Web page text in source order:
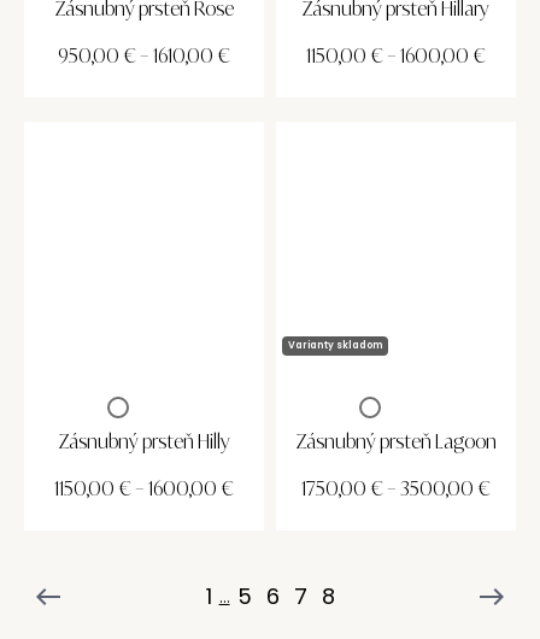
Zásnubný prsteň Rose
950,00 € – 1610,00 €
Zásnubný prsteň Hillary
1150,00 € – 1600,00 €
Zásnubný prsteň Hilly
1150,00 € – 1600,00 €
Varianty skladom
Zásnubný prsteň Lagoon
1750,00 € – 3500,00 €
1 ... 5 6 7 8